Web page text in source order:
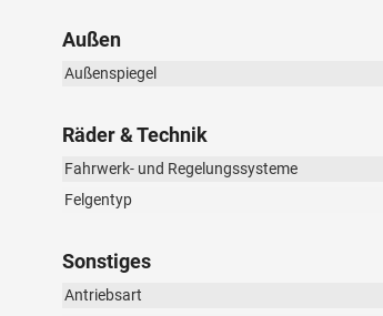
Außen
Außenspiegel
Räder & Technik
Fahrwerk- und Regelungssysteme
Felgentyp
Sonstiges
Antriebsart